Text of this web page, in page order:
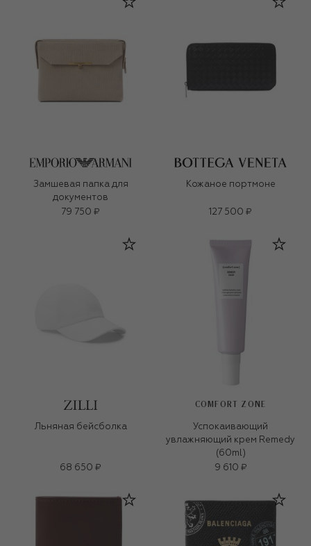
Замшевая папка для
документов
79 750 ₽
Кожаное портмоне
127 500 ₽
Льняная бейсболка
68 650 ₽
COMFORT ZONE
Успокаивающий
увлажняющий крем Remedy
(60ml)
9 610 ₽